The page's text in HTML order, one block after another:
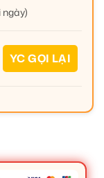
ngày)